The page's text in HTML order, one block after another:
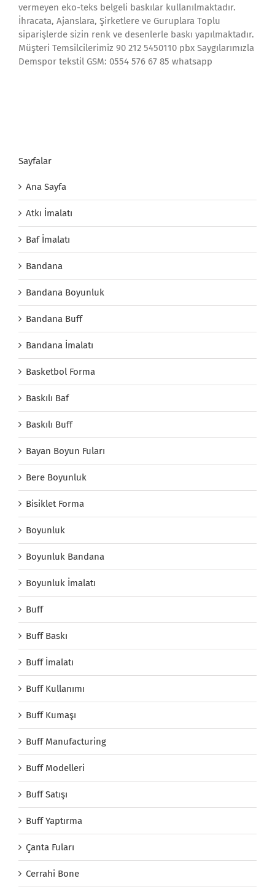
vermeyen eko-teks belgeli baskılar kullanılmaktadır.
İhracata, Ajanslara, Şirketlere ve Guruplara Toplu
siparişlerde sizin renk ve desenlerle baskı yapılmaktadır.
Müşteri Temsilcilerimiz 90 212 5450110 pbx Saygılarımızla
Demspor tekstil GSM: 0554 576 67 85 whatsapp
Sayfalar
Ana Sayfa
Atkı İmalatı
Baf İmalatı
Bandana
Bandana Boyunluk
Bandana Buff
Bandana İmalatı
Basketbol Forma
Baskılı Baf
Baskılı Buff
Bayan Boyun Fuları
Bere Boyunluk
Bisiklet Forma
Boyunluk
Boyunluk Bandana
Boyunluk İmalatı
Buff
Buff Baskı
Buff İmalatı
Buff Kullanımı
Buff Kumaşı
Buff Manufacturing
Buff Modelleri
Buff Satışı
Buff Yaptırma
Çanta Fuları
Cerrahi Bone